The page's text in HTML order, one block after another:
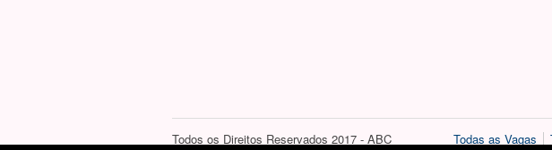
Todas as Vagas
Todos os Direitos Reservados 2017 - ABC